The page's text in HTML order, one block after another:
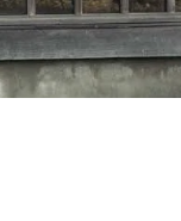
奥会津
伝言板
商品